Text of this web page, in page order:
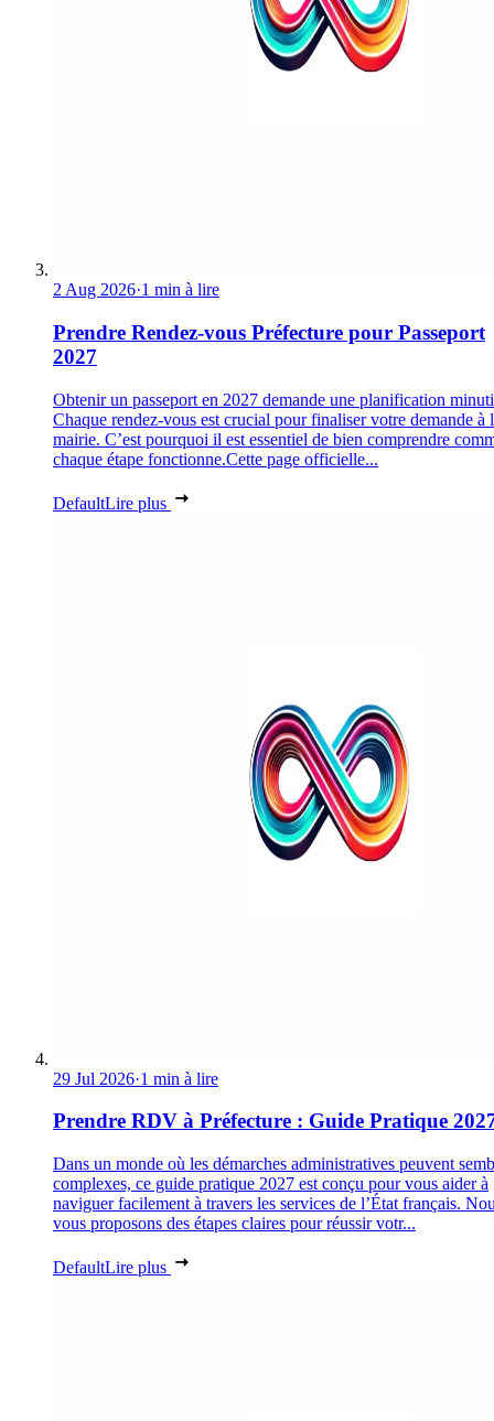
2 Aug 2026·1 min à lire
Prendre Rendez-vous Préfecture pour Passeport
2027
Obtenir un passeport en 2027 demande une planification
Chaque rendez-vous est crucial pour finaliser votre demande à
mairie. C’est pourquoi il est essentiel de bien comprendre
chaque étape fonctionne.Cette page officielle...
DefaultLire plus
29 Jul 2026·1 min à lire
Prendre RDV à Préfecture : Guide Pratique
Dans un monde où les démarches administratives peuvent
complexes, ce guide pratique 2027 est conçu pour vous aider à
naviguer facilement à travers les services de l’État français.
vous proposons des étapes claires pour réussir votr...
DefaultLire plus